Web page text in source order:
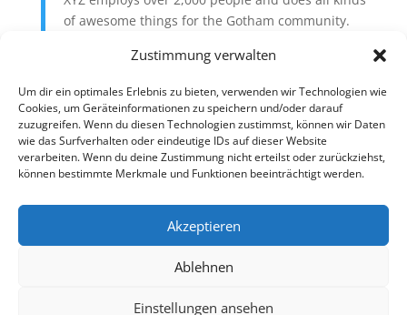
Zustimmung verwalten
Um dir ein optimales Erlebnis zu bieten, verwenden wir Technologien wie
Cookies, um Geräteinformationen zu speichern und/oder darauf
zuzugreifen. Wenn du diesen Technologien zustimmst, können wir Daten
wie das Surfverhalten oder eindeutige IDs auf dieser Website
verarbeiten. Wenn du deine Zustimmung nicht erteilst oder zurückziehst,
können bestimmte Merkmale und Funktionen beeinträchtigt werden.
Akzeptieren
Ablehnen
Einstellungen ansehen
of awesome things for the Gotham community.
As a new WordPress user, you should go to
dashboardto delete this page and create new pages
for your content. Have fun!
Suchen
Recent Posts
Recent Comments
Es sind keine Kommentare vorhanden.